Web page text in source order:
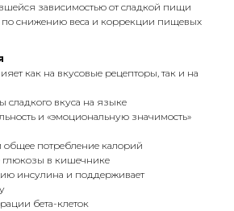
зависимостью от сладкой пищи
снижению веса и коррекции пищевых
как на вкусовые рецепторы, так и на
сладкого вкуса на языке
и «эмоциональную значимость»
общее потребление калорий
глюкозы в кишечнике
инсулина и поддерживает
бета-клеток